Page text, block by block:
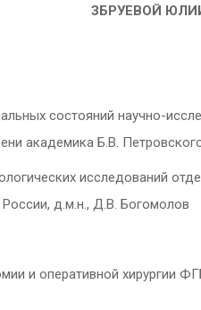
ЗБРУЕВОЙ
состояний научно-
академика Б.В.
исследований
д.м.н., Д.В. Богомолов
и оперативной хирургии